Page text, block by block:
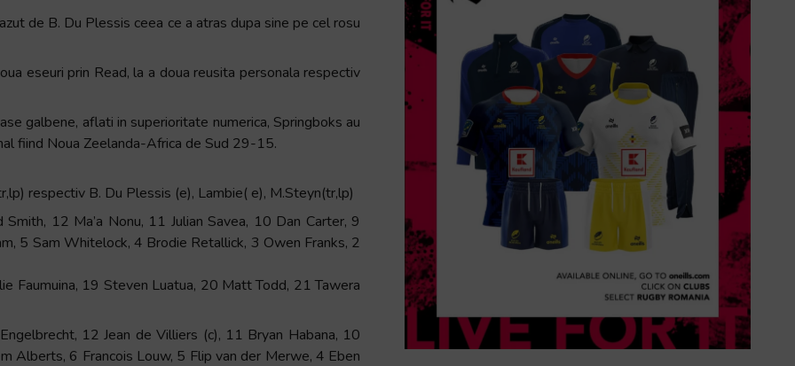
de B. Du Plessis ceea ce a atras dupa sine pe cel rosu
eseuri prin Read, la a doua reusita personala respectiv
galbene, aflati in superioritate numerica, Springboks au
fiind Noua Zeelanda-Africa de Sud 29-15.
respectiv B. Du Plessis (e), Lambie( e), M.Steyn(tr,lp)
12 Ma’a Nonu, 11 Julian Savea, 10 Dan Carter, 9
5 Sam Whitelock, 4 Brodie Retallick, 3 Owen Franks, 2
Faumuina, 19 Steven Luatua, 20 Matt Todd, 21 Tawera
12 Jean de Villiers (c), 11 Bryan Habana, 10
Alberts, 6 Francois Louw, 5 Flip van der Merwe, 4 Eben